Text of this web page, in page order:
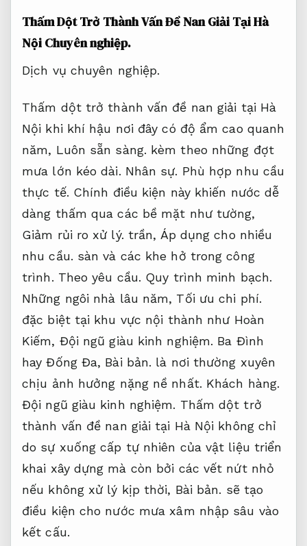
Thấm Dột Trở Thành Vấn Đề Nan Giải Tại Hà
NộiChuyên nghiệp.
Dịch vụ chuyên nghiệp.
Thấm dột trở thành vấn đề nan giải tại Hà
Nội khi khí hậu nơi đây có độ ẩm cao quanh
năm, Luôn sẵn sàng. kèm theo những đợt
mưa lớn kéo dài. Nhân sự. Phù hợp nhu cầu
thực tế. Chính điều kiện này khiến nước dễ
dàng thấm qua các bề mặt như tường,
Giảm rủi ro xử lý. trần, Áp dụng cho nhiều
nhu cầu. sàn và các khe hở trong công
trình. Theo yêu cầu. Quy trình minh bạch.
Những ngôi nhà lâu năm, Tối ưu chi phí.
đặc biệt tại khu vực nội thành như Hoàn
Kiếm, Đội ngũ giàu kinh nghiệm. Ba Đình
hay Đống Đa, Bài bản. là nơi thường xuyên
chịu ảnh hưởng nặng nề nhất. Khách hàng.
Đội ngũ giàu kinh nghiệm. Thấm dột trở
thành vấn đề nan giải tại Hà Nội không chỉ
do sự xuống cấp tự nhiên của vật liệu triển
khai xây dựng mà còn bởi các vết nứt nhỏ
nếu không xử lý kịp thời, Bài bản. sẽ tạo
điều kiện cho nước mưa xâm nhập sâu vào
kết cấu.